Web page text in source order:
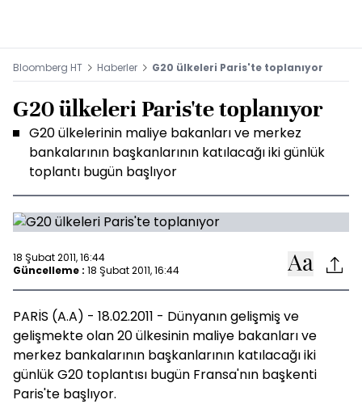
Bloomberg HT Haberler G20 ülkeleri Paris'te toplanıyor
G20 ülkeleri Paris'te toplanıyor
G20 ülkelerinin maliye bakanları ve merkez
bankalarının başkanlarının katılacağı iki günlük
toplantı bugün başlıyor
18 Şubat 2011, 16:44
Güncelleme : 18 Şubat 2011, 16:44
PARİS (A.A) - 18.02.2011 - Dünyanın gelişmiş ve
gelişmekte olan 20 ülkesinin maliye bakanları ve
merkez bankalarının başkanlarının katılacağı iki
günlük G20 toplantısı bugün Fransa'nın başkenti
Paris'te başlıyor.